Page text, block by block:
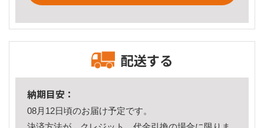
配送する
納期目安：
08月12日頃のお届け予定です。